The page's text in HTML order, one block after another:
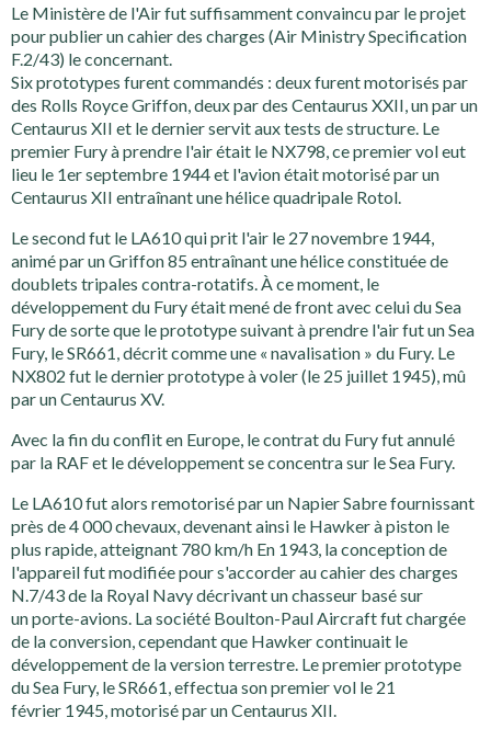
Le Ministère de l'Air fut suffisamment convaincu par le projet
pour publier un cahier des charges (Air Ministry Specification
F.2/43) le concernant.
Six prototypes furent commandés : deux furent motorisés par
des Rolls Royce Griffon, deux par des Centaurus XXII, un par un
Centaurus XII et le dernier servit aux tests de structure. Le
premier Fury à prendre l'air était le NX798, ce premier vol eut
lieu le 1er septembre 1944 et l'avion était motorisé par un
Centaurus XII entraînant une hélice quadripale Rotol.
Le second fut le LA610 qui prit l'air le 27 novembre 1944,
animé par un Griffon 85 entraînant une hélice constituée de
doublets tripales contra-rotatifs. À ce moment, le
développement du Fury était mené de front avec celui du Sea
Fury de sorte que le prototype suivant à prendre l'air fut un Sea
Fury, le SR661, décrit comme une « navalisation » du Fury. Le
NX802 fut le dernier prototype à voler (le 25 juillet 1945), mû
par un Centaurus XV.
Avec la fin du conflit en Europe, le contrat du Fury fut annulé
par la RAF et le développement se concentra sur le Sea Fury.
Le LA610 fut alors remotorisé par un Napier Sabre fournissant
près de 4 000 chevaux, devenant ainsi le Hawker à piston le
plus rapide, atteignant 780 km/h En 1943, la conception de
l'appareil fut modifiée pour s'accorder au cahier des charges
N.7/43 de la Royal Navy décrivant un chasseur basé sur
un porte-avions. La société Boulton-Paul Aircraft fut chargée
de la conversion, cependant que Hawker continuait le
développement de la version terrestre. Le premier prototype
du Sea Fury, le SR661, effectua son premier vol le 21
février 1945, motorisé par un Centaurus XII.